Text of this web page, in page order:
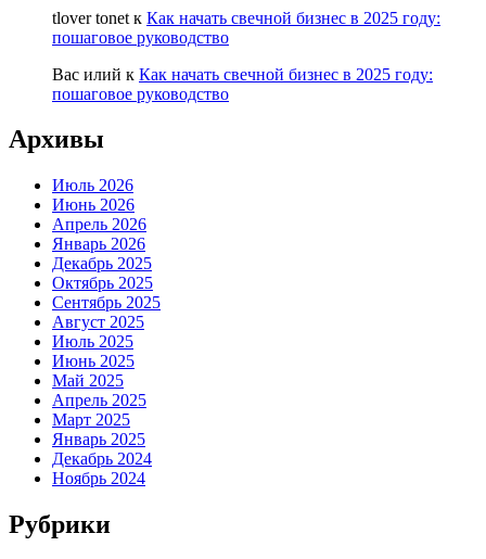
tlover tonet к Как начать свечной бизнес в 2025 году:
пошаговое руководство
Вас илий к Как начать свечной бизнес в 2025 году:
пошаговое руководство
Архивы
Июль 2026
Июнь 2026
Апрель 2026
Январь 2026
Декабрь 2025
Октябрь 2025
Сентябрь 2025
Август 2025
Июль 2025
Июнь 2025
Май 2025
Апрель 2025
Март 2025
Январь 2025
Декабрь 2024
Ноябрь 2024
Рубрики